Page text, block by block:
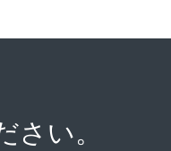
さい。